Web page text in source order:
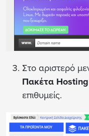
Στο αριστερό
Πακέτα Hosting
επιθυμείς.